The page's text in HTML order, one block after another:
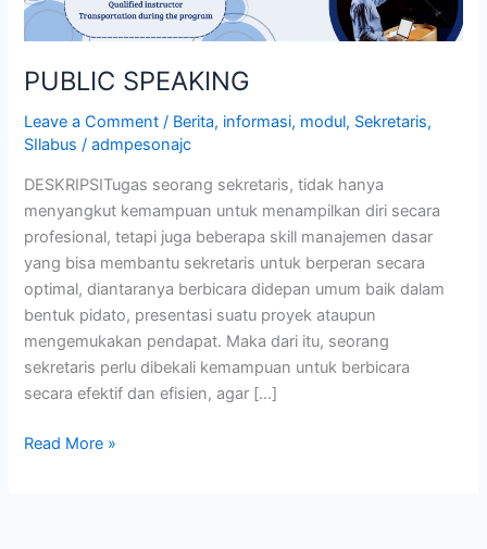
PUBLIC SPEAKING
Leave a Comment / Berita, informasi, modul, Sekretaris,
SIlabus /admpesonajc
DESKRIPSITugas seorang sekretaris, tidak hanya
menyangkut kemampuan untuk menampilkan diri secara
profesional, tetapi juga beberapa skill manajemen dasar
yang bisa membantu sekretaris untuk berperan secara
optimal, diantaranya berbicara didepan umum baik dalam
bentuk pidato, presentasi suatu proyek ataupun
mengemukakan pendapat. Maka dari itu, seorang
sekretaris perlu dibekali kemampuan untuk berbicara
secara efektif dan efisien, agar […]
Read More »